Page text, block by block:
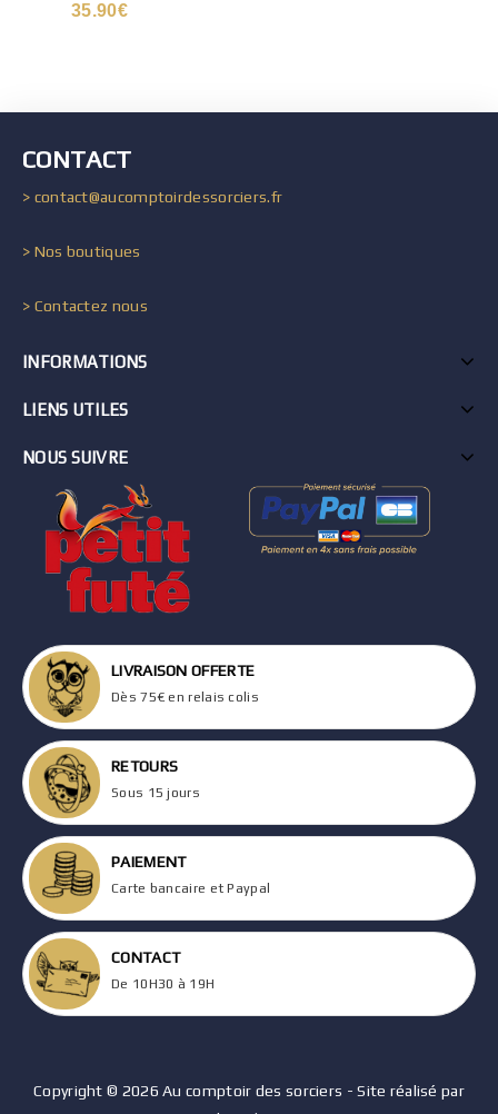
35.90€
CONTACT
> contact@aucomptoirdessorciers.fr
> Nos boutiques
> Contactez nous
INFORMATIONS
LIENS UTILES
NOUS SUIVRE
LIVRAISON OFFERTE
Dès 75€ en relais colis
RETOURS
Sous 15 jours
PAIEMENT
Carte bancaire et Paypal
CONTACT
De 10H30 à 19H
Copyright © 2026 Au comptoir des sorciers - Site réalisé par